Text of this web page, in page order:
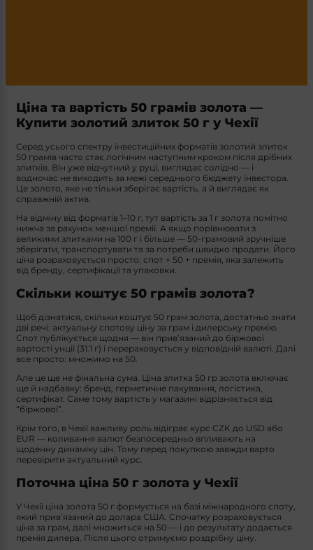
Ціна та вартість 50 грамів золота —
Купити золотий злиток 50 г у Чехії
Серед усього спектру інвестиційних форматів золотий злиток
50 грамів часто стає логічним наступним кроком після дрібних
злитків. Він уже відчутний у руці, виглядає солідно — і
водночас не виходить за межі середнього бюджету інвестора.
Це золото, яке не тільки зберігає вартість, а й виглядає як
справжній актив.
На відміну від форматів 1–10 г, тут вартість за 1 г золота помітно
нижча за рахунок меншої премії. А якщо порівнювати з
великими злитками на 100 г і більше — 50-грамовий зручніше
зберігати, транспортувати та за потреби швидко продати. Його
ціна розраховується просто: спот × 50 + премія, яка залежить
від бренду, сертифікації та упаковки.
Скільки коштує 50 грамів золота?
Щоб дізнатися, скільки коштує 50 грам золота, достатньо знати
дві речі: актуальну спотову ціну за грам і дилерську премію.
Спот публікується щодня — він прив’язаний до біржової
вартості унції (31.1 г) і перераховується у відповідній валюті. Далі
все просто: множимо на 50.
Але це ще не фінальна сума. Ціна злитка 50 гр золота включає
ще й надбавку: бренд, герметичне пакування, логістика,
сертифікат. Саме тому вартість у магазині відрізняється від
“біржової”.
Крім того, в Чехії важливу роль відіграє курс CZK до USD або
EUR — коливання валют безпосередньо впливають на
щоденну динаміку цін. Тому перед покупкою завжди варто
перевірити актуальний курс.
Поточна ціна 50 г золота у Чехії
У Чехії ціна золота 50 г формується на базі міжнародного споту,
який прив’язаний до долара США. Спочатку розраховується
ціна за грам, далі множиться на 50 — і до результату додається
премія дилера. Після цього отримуємо роздрібну ціну.